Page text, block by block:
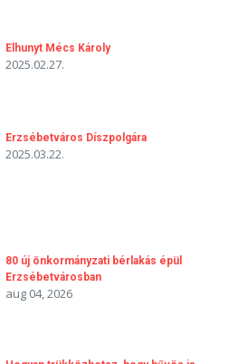
Elhunyt Mécs Károly
2025.02.27.
Erzsébetváros Díszpolgára
2025.03.22.
80 új önkormányzati bérlakás épül
Erzsébetvárosban
aug 04, 2026